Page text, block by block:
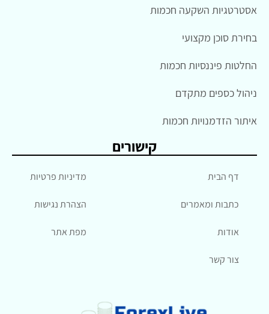
אסטרטגיות השקעה חכמות
בחירת סוכן מקצועי
החלטות פיננסיות חכמות
ניהול כספים מתקדם
איתור הזדמנויות חכמות
קישורים
דף הבית
כתבות ומאמרים
אודות
צור קשר
מדיניות פרטיות
הצהרת נגישות
מפת אתר